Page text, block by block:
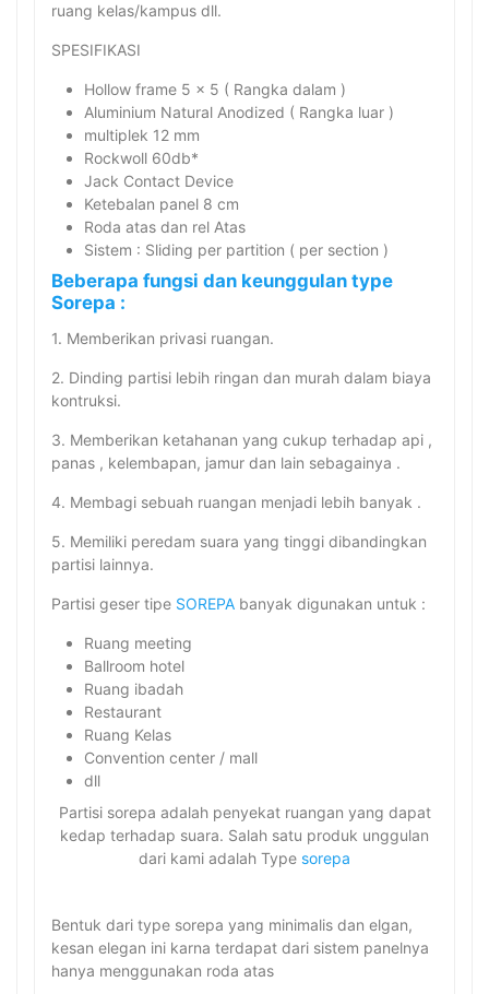
ruang kelas/kampus dll.
SPESIFIKASI
Hollow frame 5 x 5 ( Rangka dalam )
Aluminium Natural Anodized ( Rangka luar )
multiplek 12 mm
Rockwoll 60db*
Jack Contact Device
Ketebalan panel 8 cm
Roda atas dan rel Atas
Sistem : Sliding per partition ( per section )
Beberapa fungsi dan keunggulan type
Sorepa :
1. Memberikan privasi ruangan.
2. Dinding partisi lebih ringan dan murah dalam biaya
kontruksi.
3. Memberikan ketahanan yang cukup terhadap api ,
panas , kelembapan, jamur dan lain sebagainya .
4. Membagi sebuah ruangan menjadi lebih banyak .
5. Memiliki peredam suara yang tinggi dibandingkan
partisi lainnya.
Partisi geser tipe SOREPA banyak digunakan untuk :
Ruang meeting
Ballroom hotel
Ruang ibadah
Restaurant
Ruang Kelas
Convention center / mall
dll
Partisi sorepa adalah penyekat ruangan yang dapat
kedap terhadap suara. Salah satu produk unggulan
dari kami adalah Type sorepa
Bentuk dari type sorepa yang minimalis dan elgan,
kesan elegan ini karna terdapat dari sistem panelnya
hanya menggunakan roda atas